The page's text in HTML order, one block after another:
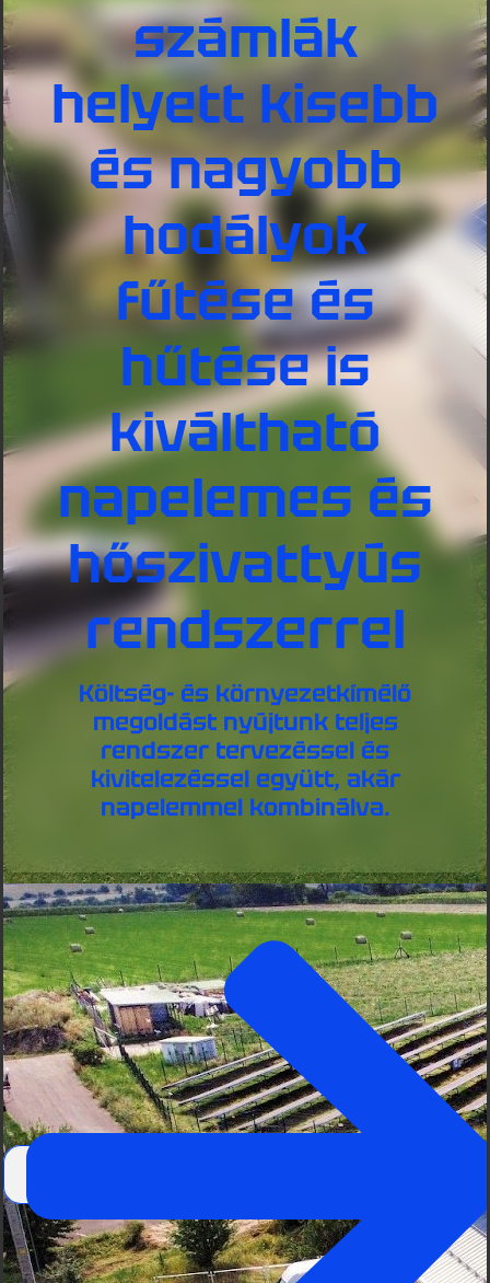
számlák
helyett kisebb
és nagyobb
hodályok
fűtése és
hűtése is
kiváltható
napelemes és
hőszivattyús
rendszerrel
Költség- és környezetkímélő
megoldást nyújtunk teljes
rendszer tervezéssel és
kivitelezéssel együtt, akár
napelemmel kombinálva.